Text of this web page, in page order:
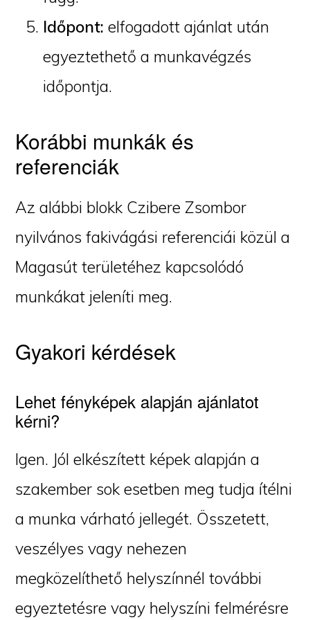
Időpont: elfogadott ajánlat után
egyeztethető a munkavégzés
időpontja.
Korábbi munkák és
referenciák
Az alábbi blokk Czibere Zsombor
nyilvános fakivágási referenciái közül a
Magasút területéhez kapcsolódó
munkákat jeleníti meg.
Gyakori kérdések
Lehet fényképek alapján ajánlatot
kérni?
Igen. Jól elkészített képek alapján a
szakember sok esetben meg tudja ítélni
a munka várható jellegét. Összetett,
veszélyes vagy nehezen
megközelíthető helyszínnél további
egyeztetésre vagy helyszíni felmérésre